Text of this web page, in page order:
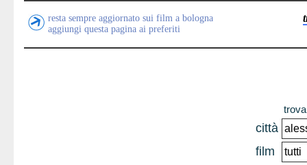
resta sempre aggiornato sui film a bologna
aggiungi questa pagina ai preferiti
città
film